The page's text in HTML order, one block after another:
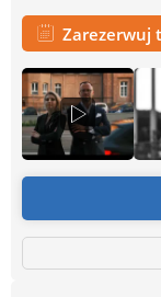
Zarezerwuj